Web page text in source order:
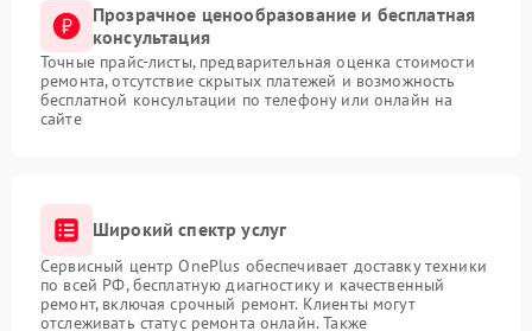
Прозрачное ценообразование и бесплатная
консультация
Точные прайс-листы, предварительная оценка стоимости
ремонта, отсутствие скрытых платежей и возможность
бесплатной консультации по телефону или онлайн на
сайте
Широкий спектр услуг
Сервисный центр OnePlus обеспечивает доставку техники
по всей РФ, бесплатную диагностику и качественный
ремонт, включая срочный ремонт. Клиенты могут
отслеживать статус ремонта онлайн. Также